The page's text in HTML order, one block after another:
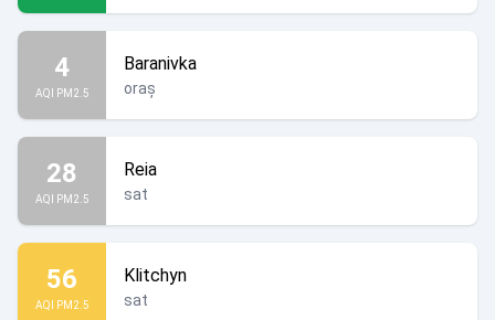
4
AQI PM2.5
Baranivka
oraș
28
AQI PM2.5
Reia
sat
56
AQI PM2.5
Klitchyn
sat